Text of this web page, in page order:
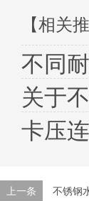
【相关
不同
关于
卡压
上一条 不锈钢